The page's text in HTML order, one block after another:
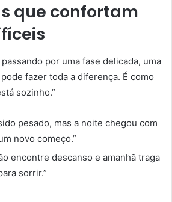
que confortam
por uma fase delicada, uma
pode fazer toda a diferença. É como
sozinho.”
pesado, mas a noite chegou com
novo começo.”
encontre descanso e amanhã traga
sorrir.”